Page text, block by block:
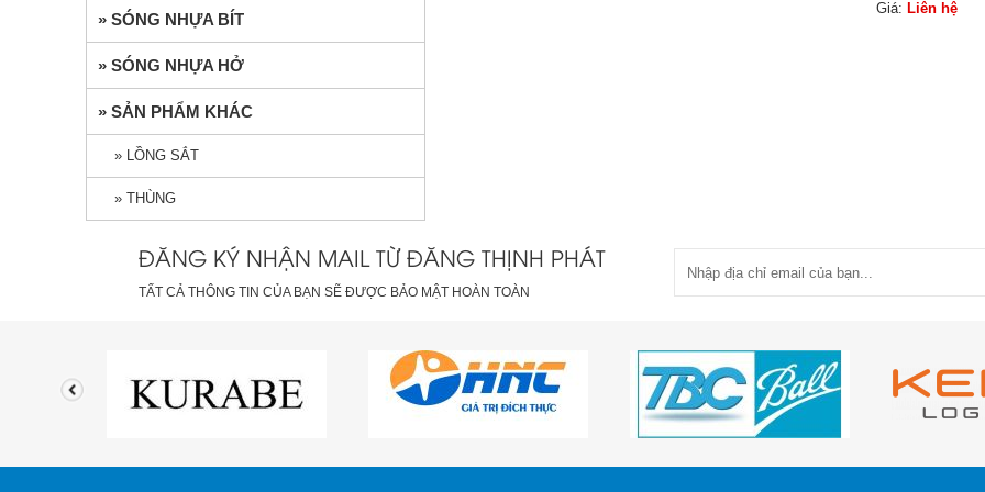
Giá: Liên hệ
» SÓNG NHỰA BÍT
» SÓNG NHỰA HỞ
» SẢN PHẨM KHÁC
» LỒNG SẮT
» THÙNG
ĐĂNG KÝ NHẬN MAIL TỪ ĐĂNG THỊNH PHÁT
TẤT CẢ THÔNG TIN CỦA BẠN SẼ ĐƯỢC BẢO MẬT HOÀN TOÀN